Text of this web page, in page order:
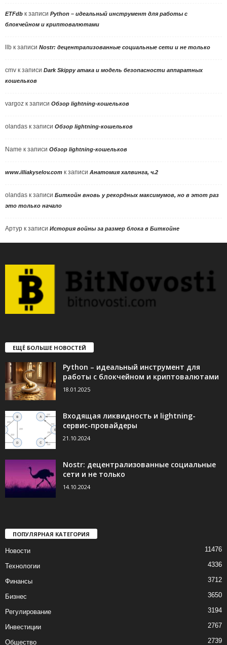
ETFdb к записи Python – идеальный инструмент для работы с
блокчейном и криптовалютами
llb к записи Nostr: децентрализованные социальные сети и не только
cmv к записи Dark Skippy атака и модель безопасности аппаратных
кошельков
vargoz к записи Обзор lightning-кошельков
olandas к записи Обзор lightning-кошельков
Name к записи Обзор lightning-кошельков
www.illiakyselov.com к записи Анатомия халвинга, ч.2
olandas к записи Биткойн вновь у рекордных максимумов, но в этот раз
это только начало
Артур к записи История войны за размер блока в Биткойне
ЕЩЁ БОЛЬШЕ НОВОСТЕЙ
Python – идеальный инструмент для
работы с блокчейном и криптовалютами
18.01.2025
Входящая ликвидность и lightning-
сервис-провайдеры
21.10.2024
Nostr: децентрализованные социальные
сети и не только
14.10.2024
ПОПУЛЯРНАЯ КАТЕГОРИЯ
Новости 11476
Технологии 4336
Финансы 3712
Бизнес 3650
Регулирование 3194
Инвестиции 2767
Общество 2739